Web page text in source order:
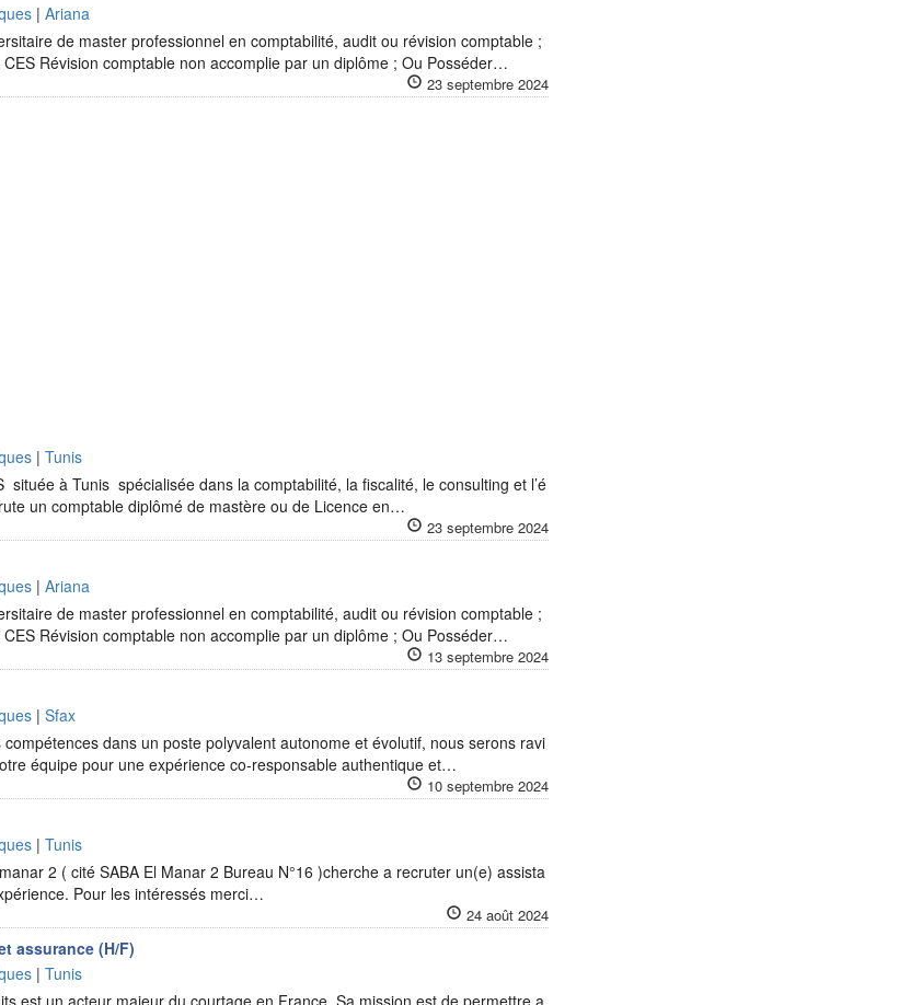
| Ariana
de master professionnel en comptabilité, audit ou révision comptable ;
Révision comptable non accomplie par un diplôme ; Ou Posséder…
23 septembre 2024
| Tunis
située à Tunis spécialisée dans la comptabilité, la fiscalité, le consulting et l’é
un comptable diplômé de mastère ou de Licence en…
23 septembre 2024
| Ariana
de master professionnel en comptabilité, audit ou révision comptable ;
Révision comptable non accomplie par un diplôme ; Ou Posséder…
13 septembre 2024
| Sfax
dans un poste polyvalent autonome et évolutif, nous serons ravi
équipe pour une expérience co-responsable authentique et…
10 septembre 2024
| Tunis
2 ( cité SABA El Manar 2 Bureau N°16 )cherche a recruter un(e) assista
Pour les intéressés merci…
24 août 2024
assurance (H/F)
| Tunis
est un acteur majeur du courtage en France. Sa mission est de permettre a